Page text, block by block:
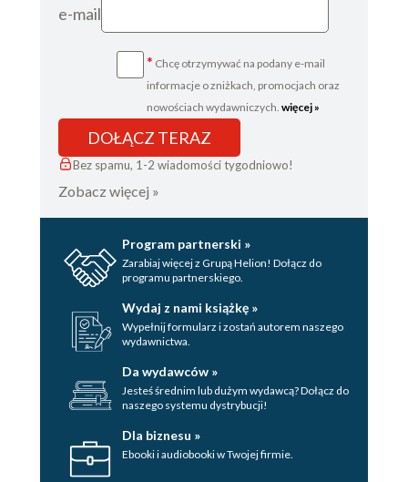
e-mail
* Chcę otrzymywać na podany e-mail
informacje o zniżkach, promocjach oraz
nowościach wydawniczych. więcej »
DOŁĄCZ TERAZ
Bez spamu, 1-2 wiadomości tygodniowo!
Zobacz więcej »
Program partnerski »
Zarabiaj więcej z Grupą Helion! Dołącz do
programu partnerskiego.
Wydaj z nami książkę »
Wypełnij formularz i zostań autorem naszego
wydawnictwa.
Da wydawców »
Jesteś średnim lub dużym wydawcą? Dołącz do
naszego systemu dystrybucji!
Dla biznesu »
Ebooki i audiobooki w Twojej firmie.